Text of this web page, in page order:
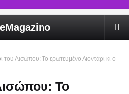
του Αισώπου: Το ερωτευμένο Λιοντάρι κι ο
Το